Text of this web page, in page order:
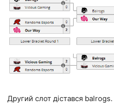
Другий слот дістався balrogs.